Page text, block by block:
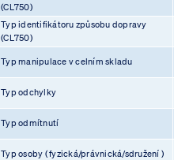
(CL750)
Typ identifikátoru způsobu dopravy
(CL750)
Typ manipulace v celním skladu
Typ odchylky
Typ odmítnutí
Typ osoby ( fyzická/právnická/sdružení )